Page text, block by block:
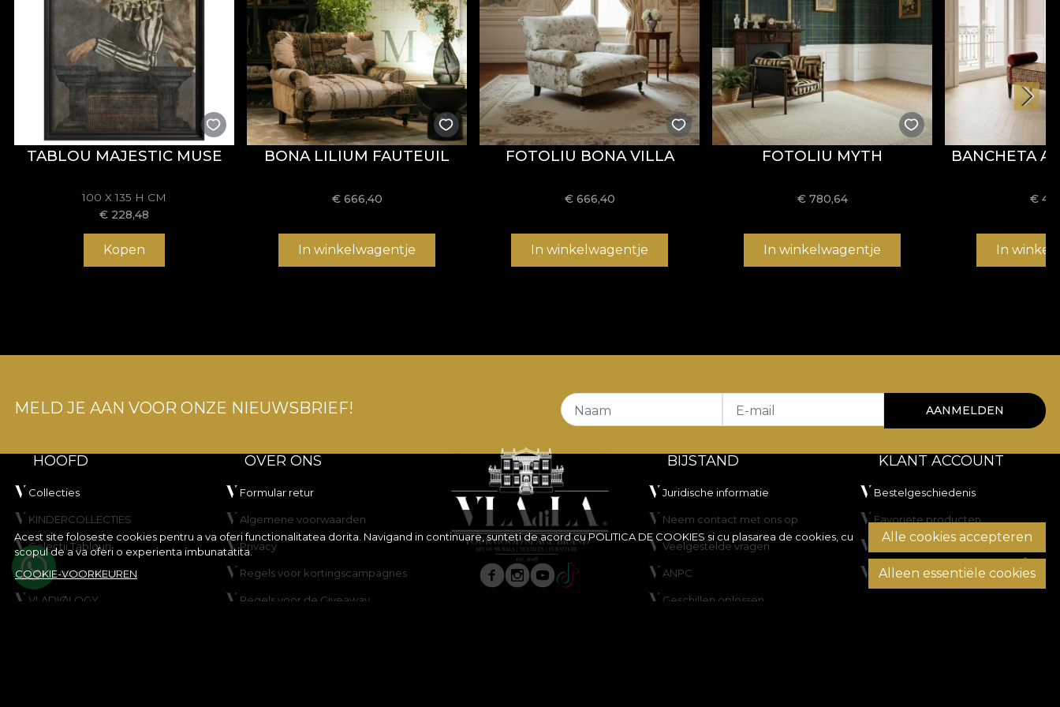
TABLOU MAJESTIC MUSE
100 X 135 H CM
€ 228,48
Kopen
BONA LILIUM FAUTEUIL
€ 666,40
In winkelwagentje
FOTOLIU BONA VILLA
€ 666,40
In winkelwagentje
FOTOLIU MYTH
€ 780,64
In winkelwagentje
BANCHETA
€
In
Acest site foloseste cookies pentru a va oferi functionalitatea dorita. Navigand in continuare, sunteti de acord cuPOLITICA DE COOKIES si cu plasarea de cookies, cu
scopul de a va oferi o experienta imbunatatita.
COOKIE-VOORKEUREN
Alle cookies accepteren
Alleen essentiële cookies
MELD JE AAN VOOR ONZE NIEUWSBRIEF! Naam E-mail AANMELDEN
HOOFD
Collecties
KINDERCOLLECTIES
Colectii Tablouri
Maak uw product
VLADIØLOGY
OVER ONS
Formular retur
Algemene voorwaarden
Privacy
Regels voor kortingscampagnes
Regels voor de Giveaway
BIJSTAND
Juridische informatie
Neem contact met ons op
Veelgestelde vragen
ANPC
Geschillen oplossen
KLANT ACCOUNT
Bestelgeschiedenis
Favoriete producten
Transport en retourzendingen